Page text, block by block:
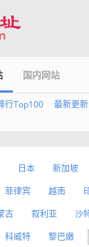
国内网站
行Top100 最新更
日本 新加坡
菲律宾 越南
古 叙利亚 沙
科威特 黎巴嫩